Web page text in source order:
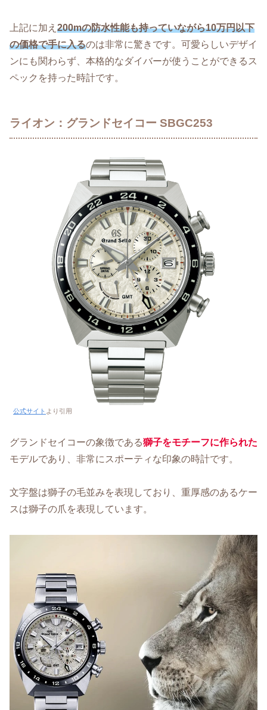
上記に加え 200mの防水性能も持っていながら10万円以下
の価格で手に入るのは非常に驚きです。可愛らしいデザイ
ンにも関わらず、本格的なダイバーが使うことができるス
ペックを持った時計です。
ライオン：グランドセイコー SBGC253
公式サイト より引用
グランドセイコーの象徴である獅子をモチーフに作られた
モデルであり、非常にスポーティな印象の時計です。
文字盤は獅子の毛並みを表現しており、重厚感のあるケー
スは獅子の爪を表現しています。